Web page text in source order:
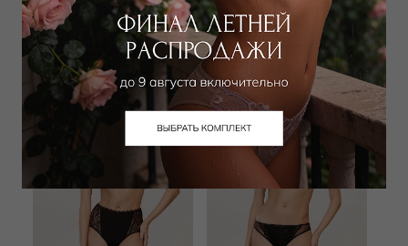
+ 1 цвет